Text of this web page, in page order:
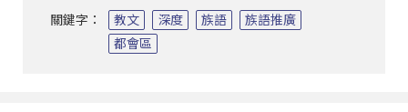
關鍵字： 教文 深度 族語
族語推廣
都會區